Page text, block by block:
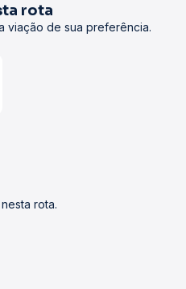
rota
viação de sua preferência.
rota.